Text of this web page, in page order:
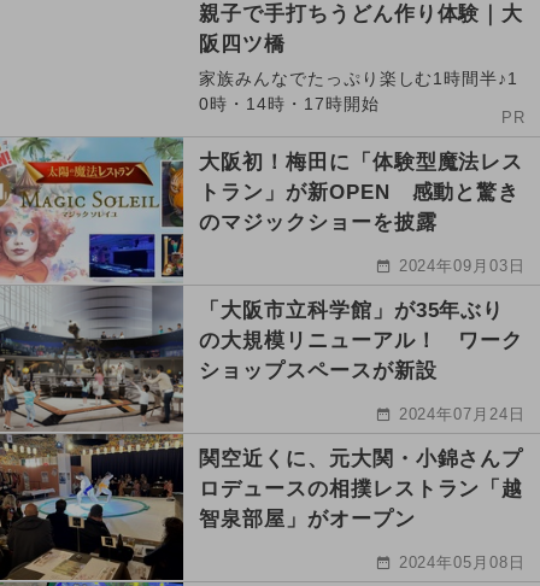
親子で手打ちうどん作り体験｜大
阪四ツ橋
家族みんなでたっぷり楽しむ1時間半♪1
0時・14時・17時開始
PR
大阪初！梅田に「体験型魔法レス
トラン」が新OPEN 感動と驚き
のマジックショーを披露
2024年09月03日
「大阪市立科学館」が35年ぶり
の大規模リニューアル！ ワーク
ショップスペースが新設
2024年07月24日
関空近くに、元大関・小錦さんプ
ロデュースの相撲レストラン「越
智泉部屋」がオープン
2024年05月08日